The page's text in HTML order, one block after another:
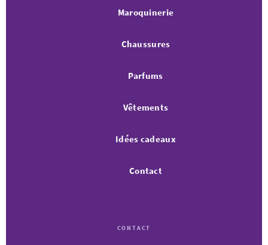
Maroquinerie
Chaussures
Parfums
Vêtements
Idées cadeaux
Contact
CONTACT